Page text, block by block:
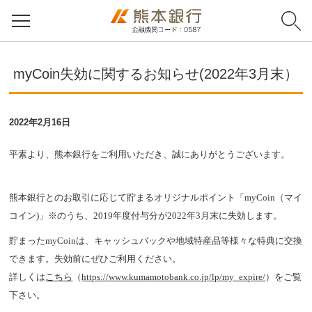
myCoin失効に関するお知らせ(2022年3月末）
2022年2月16日
平素より、熊本銀行をご利用いただき、誠にありがとうございます。
熊本銀行とのお取引に応じて貯まるオリジナルポイント「myCoin（マイ
コイン)」※のうち、2019年度付与分が2022年3月末に失効します。
貯まったmyCoinは、キャッシュバックや地域特産品等様々な特典に交換
できます。失効前にぜひご利用ください。
詳しくはこちら （https://www.kumamotobank.co.jp/lp/my_expire/）をご覧
下さい。